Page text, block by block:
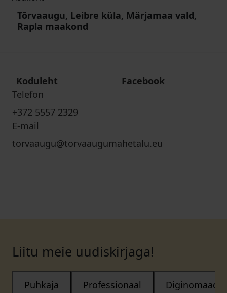
Tõrvaaugu, Leibre küla, Märjamaa vald,
Rapla maakond
Koduleht
Facebook
Telefon
+372 5557 2329
E-mail
torvaaugu@torvaaugumahetalu.eu
Liitu meie uudiskirjaga!
Puhkaja Professionaal Diginomaad